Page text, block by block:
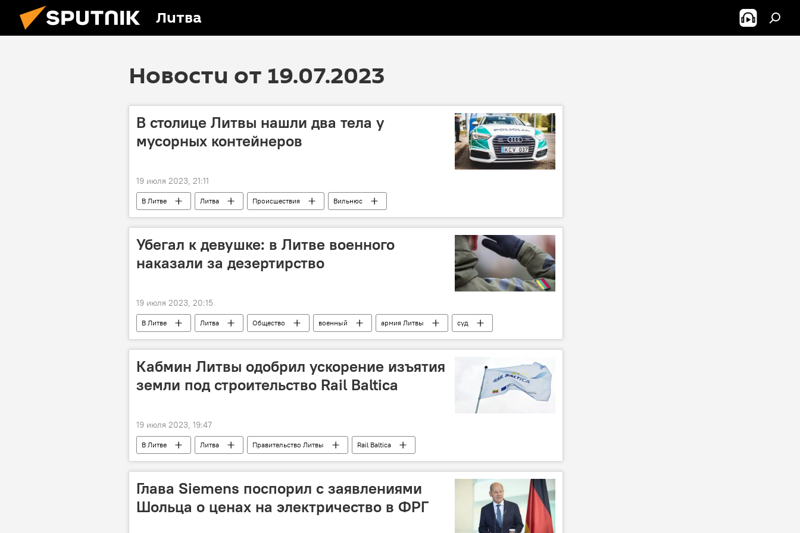
Литва
Новости от 19.07.2023
В столице Литвы нашли два тела у
мусорных контейнеров
19 июля 2023, 21:11
В Литве Литва Происшествия Вильнюс
Убегал к девушке: в Литве военного
наказали за дезертирство
19 июля 2023, 20:15
В Литве Литва Общество военный армия Литвы суд
Кабмин Литвы одобрил ускорение изъятия
земли под строительство Rail Baltica
19 июля 2023, 19:47
В Литве Литва Правительство Литвы
Rail Baltica
Строительство Rail Baltica
Глава Siemens поспорил с заявлениями
Шольца о ценах на электричество в ФРГ